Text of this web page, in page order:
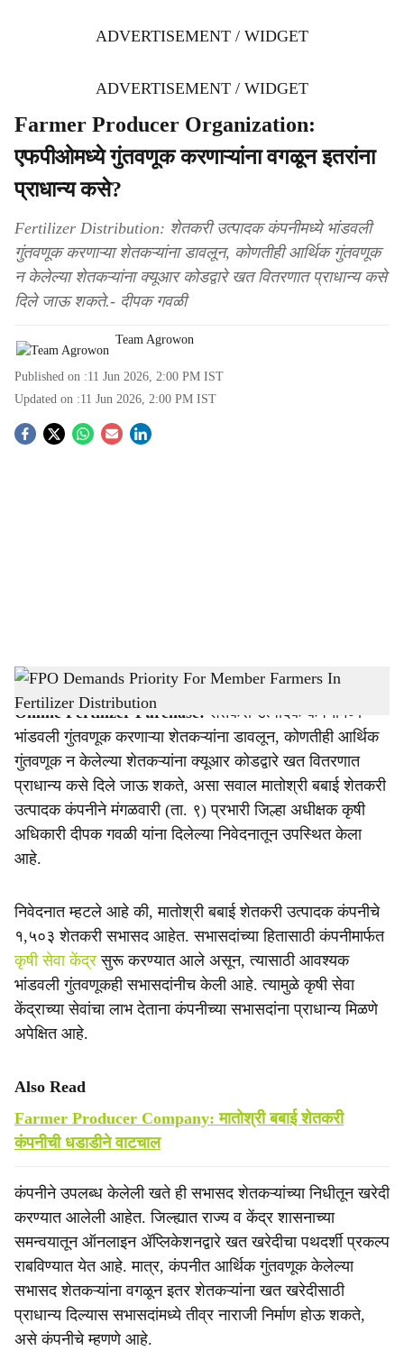
ADVERTISEMENT / WIDGET
ADVERTISEMENT / WIDGET
Farmer Producer Organization:
एफपीओमध्ये गुंतवणूक करणाऱ्यांना वगळून इतरांना
प्राधान्य कसे?
Fertilizer Distribution: शेतकरी उत्पादक कंपनीमध्ये भांडवली
गुंतवणूक करणाऱ्या शेतकऱ्यांना डावलून, कोणतीही आर्थिक गुंतवणूक
न केलेल्या शेतकऱ्यांना क्यूआर कोडद्वारे खत वितरणात प्राधान्य कसे
दिले जाऊ शकते.- दीपक गवळी
Team Agrowon
Published on :11 Jun 2026, 2:00 PM IST
Updated on :11 Jun 2026, 2:00 PM IST
S
h
a
r
e
FPO Demands Priority For Member Farmers In Fertilizer Distribution- Agrowon
Online Fertilizer Purchase: शेतकरी उत्पादक कंपनीमध्ये
भांडवली गुंतवणूक करणाऱ्या शेतकऱ्यांना डावलून, कोणतीही आर्थिक
गुंतवणूक न केलेल्या शेतकऱ्यांना क्यूआर कोडद्वारे खत वितरणात
प्राधान्य कसे दिले जाऊ शकते, असा सवाल मातोश्री बबाई शेतकरी
उत्पादक कंपनीने मंगळवारी (ता. ९) प्रभारी जिल्हा अधीक्षक कृषी
अधिकारी दीपक गवळी यांना दिलेल्या निवेदनातून उपस्थित केला
आहे.
निवेदनात म्हटले आहे की, मातोश्री बबाई शेतकरी उत्पादक कंपनीचे
१,५०३ शेतकरी सभासद आहेत. सभासदांच्या हितासाठी कंपनीमार्फत
कृषी सेवा केंद्र सुरू करण्यात आले असून, त्यासाठी आवश्यक
भांडवली गुंतवणूकही सभासदांनीच केली आहे. त्यामुळे कृषी सेवा
केंद्राच्या सेवांचा लाभ देताना कंपनीच्या सभासदांना प्राधान्य मिळणे
अपेक्षित आहे.
Also Read
Farmer Producer Company: मातोश्री बबाई शेतकरी
कंपनीची धडाडीने वाटचाल
कंपनीने उपलब्ध केलेली खते ही सभासद शेतकऱ्यांच्या निधीतून खरेदी
करण्यात आलेली आहेत. जिल्ह्यात राज्य व केंद्र शासनाच्या
समन्वयातून ऑनलाइन ॲप्लिकेशनद्वारे खत खरेदीचा पथदर्शी प्रकल्प
राबविण्यात येत आहे. मात्र, कंपनीत आर्थिक गुंतवणूक केलेल्या
सभासद शेतकऱ्यांना वगळून इतर शेतकऱ्यांना खत खरेदीसाठी
प्राधान्य दिल्यास सभासदांमध्ये तीव्र नाराजी निर्माण होऊ शकते,
असे कंपनीचे म्हणणे आहे.